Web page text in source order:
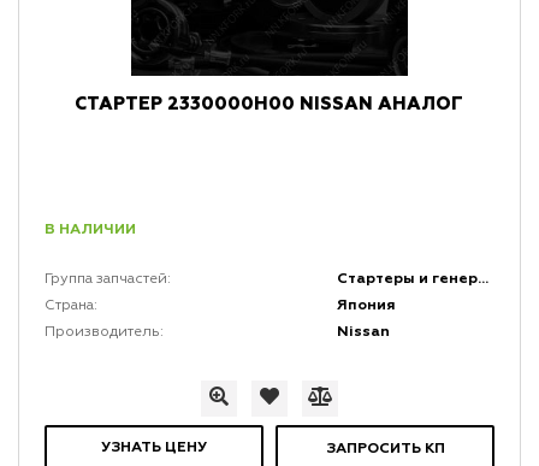
СТАРТЕР 2330000H00 NISSAN АНАЛОГ
В НАЛИЧИИ
Группа запчастей: Стартеры и генераторы и комплектующие к ним
Страна: Япония
Производитель: Nissan
УЗНАТЬ ЦЕНУ ЗАПРОСИТЬ КП